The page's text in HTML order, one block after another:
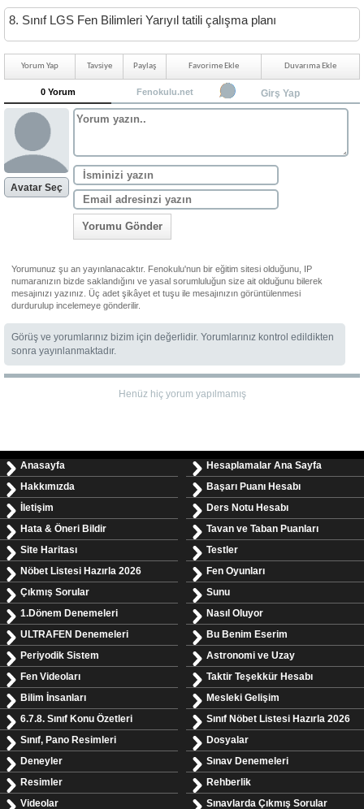
8. Sınıf LGS Fen Bilimleri Yarıyıl tatili çalışma planı
Yorum Yap Tavsiye Paylaş Favorime Ekle Duvarıma Ekle
0 Yorum Fenokulu.net Girş Yap
Avatar Seç
Yorumu Gönder
Yorumunuz şu an yayınlanacaktır. Fenokulu'nun bir eğitim sitesi olduğunu, IP
numaranızın bizde saklandığını ve yasal sorumluluğun size ait olduğunu bilerek
mesajınızı yazınız. Üç adet şikâyet et tuşu ile mesajınızın görüntülenmesi
durdurulup incelemeye gönderilir.
Görüş ve yorumlarınız bizim için değerlidir. Yorumlarınız kontrol edildikten
sonra yayınlanmaktadır.
Henüz hiç yorum yapılmamış
Anasayfa
Hakkımızda
İletişim
Hata & Öneri Bildir
Site Haritası
Nöbet Listesi Hazırla 2026
Çıkmış Sorular
1.Dönem Denemeleri
ULTRAFEN Denemeleri
Periyodik Sistem
Fen Videoları
Bilim İnsanları
6.7.8. Sınıf Konu Özetleri
Sınıf, Pano Resimleri
Deneyler
Resimler
Videolar
Hesaplamalar Ana Sayfa
Başarı Puanı Hesabı
Ders Notu Hesabı
Tavan ve Taban Puanları
Testler
Fen Oyunları
Sunu
Nasıl Oluyor
Bu Benim Eserim
Astronomi ve Uzay
Taktir Teşekkür Hesabı
Mesleki Gelişim
Sınıf Nöbet Listesi Hazırla 2026
Dosyalar
Sınav Denemeleri
Rehberlik
Sınavlarda Çıkmış Sorular